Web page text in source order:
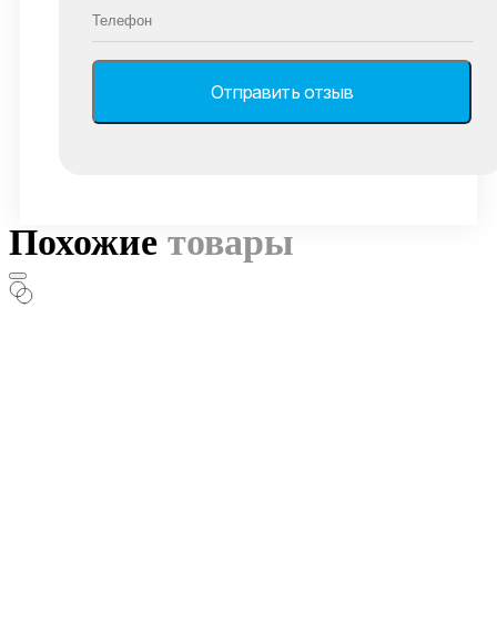
Похожие товары